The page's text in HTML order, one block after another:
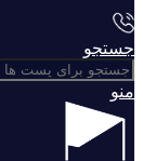
جستجو
منو